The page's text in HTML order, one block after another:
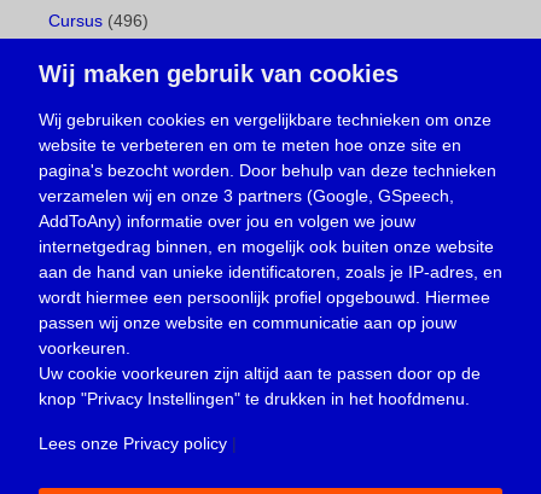
Cursus (496)
Gemeentepagina(104)
Ingezonden brief(537)
Media(156)
Nieuws (23.329)
Oproep(734)
Overlijden(39)
Podcast(18)
prijsvraag (5)
Religie (1.438)
Service(226)
Wij maken gebruik van cookies
Wij gebruiken cookies en vergelijkbare technieken om onze
website te verbeteren en om te meten hoe onze site en
pagina's bezocht worden. Door behulp van deze technieken
verzamelen wij en onze 3 partners (Google, GSpeech,
AddToAny) informatie over jou en volgen we jouw
internetgedrag binnen, en mogelijk ook buiten onze website
aan de hand van unieke identificatoren, zoals je IP-adres, en
wordt hiermee een persoonlijk profiel opgebouwd. Hiermee
passen wij onze website en communicatie aan op jouw
voorkeuren.
Uw cookie voorkeuren zijn altijd aan te passen door op de
knop "Privacy Instellingen" te drukken in het hoofdmenu.
Lees onze Privacy policy |